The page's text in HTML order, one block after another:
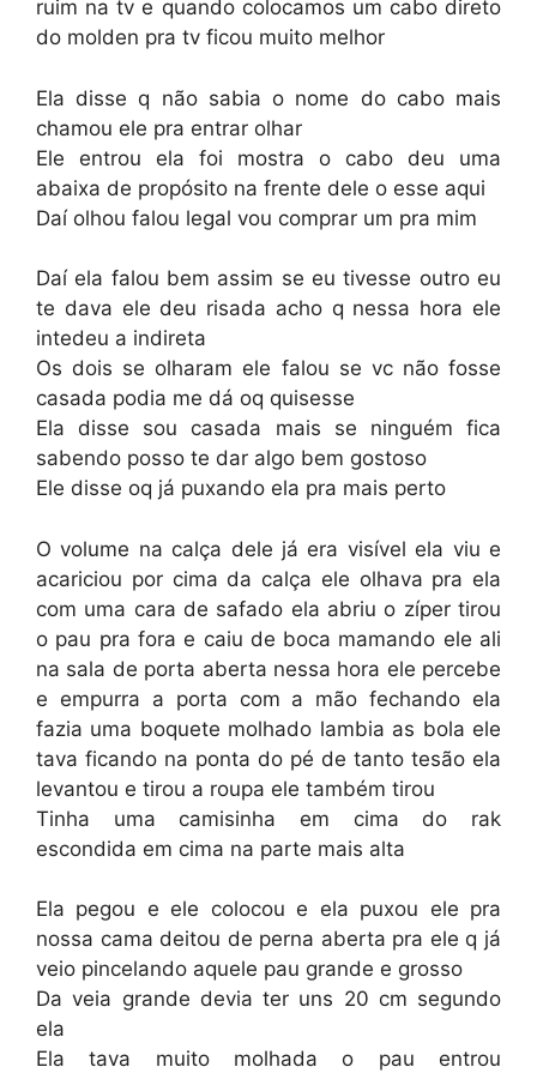
ruim na tv e quando colocamos um cabo direto
do molden pra tv ficou muito melhor
Ela disse q não sabia o nome do cabo mais
chamou ele pra entrar olhar
Ele entrou ela foi mostra o cabo deu uma
abaixa de propósito na frente dele o esse aqui
Daí olhou falou legal vou comprar um pra mim
Daí ela falou bem assim se eu tivesse outro eu
te dava ele deu risada acho q nessa hora ele
intedeu a indireta
Os dois se olharam ele falou se vc não fosse
casada podia me dá oq quisesse
Ela disse sou casada mais se ninguém fica
sabendo posso te dar algo bem gostoso
Ele disse oq já puxando ela pra mais perto
O volume na calça dele já era visível ela viu e
acariciou por cima da calça ele olhava pra ela
com uma cara de safado ela abriu o zíper tirou
o pau pra fora e caiu de boca mamando ele ali
na sala de porta aberta nessa hora ele percebe
e empurra a porta com a mão fechando ela
fazia uma boquete molhado lambia as bola ele
tava ficando na ponta do pé de tanto tesão ela
levantou e tirou a roupa ele também tirou
Tinha uma camisinha em cima do rak
escondida em cima na parte mais alta
Ela pegou e ele colocou e ela puxou ele pra
nossa cama deitou de perna aberta pra ele q já
veio pincelando aquele pau grande e grosso
Da veia grande devia ter uns 20 cm segundo
ela
Ela tava muito molhada o pau entrou